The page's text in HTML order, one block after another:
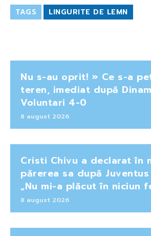
TAGS LINGURITE DE LEMN
Nu s-au oprit! » Ce s-a
teren, imediat după
Voluntari 4-0
8 august 2026
Cristi Chivu a declarat în
părerea sa după
„Nu mi-a plăcut în niciun
8 august 2026